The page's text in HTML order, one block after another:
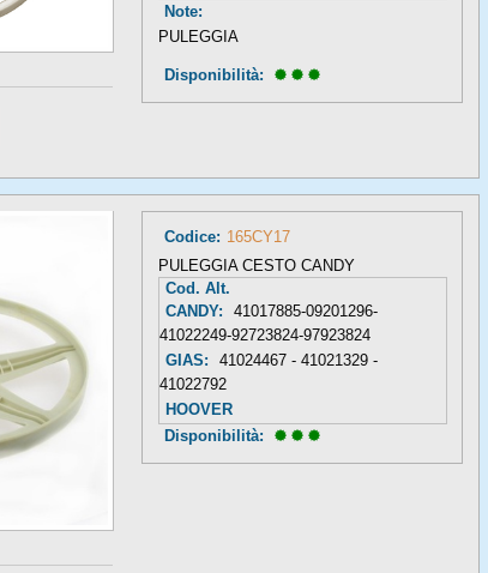
Note:
PULEGGIA
Disponibilità:
Codice: 165CY17
PULEGGIA CESTO CANDY
Cod. Alt.
CANDY:
41017885-09201296-
41022249-92723824-97923824
GIAS:
41024467 - 41021329 -
41022792
HOOVER
Disponibilità: